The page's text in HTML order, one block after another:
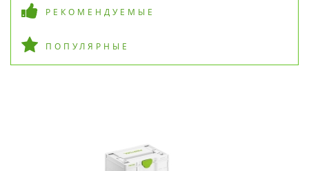
РЕКОМЕНДУЕМЫЕ
ПОПУЛЯРНЫЕ